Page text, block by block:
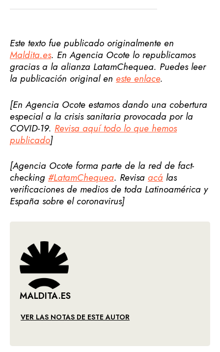
Este texto fue publicado originalmente en
Maldita.es. En Agencia Ocote lo republicamos
gracias a la alianza LatamChequea. Puedes leer
la publicación original en este enlace.
[En Agencia Ocote estamos dando una cobertura
especial a la crisis sanitaria provocada por la
COVID-19. Revisa aquí todo lo que hemos
publicado]
[Agencia Ocote forma parte de la red de fact-
checking #LatamChequea. Revisa acá las
verificaciones de medios de toda Latinoamérica y
España sobre el coronavirus]
MALDITA.ES
VER LAS NOTAS DE ESTE AUTOR